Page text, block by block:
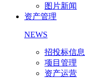
图片新闻
资产管理
NEWS
招投标信息
项目管理
资产运营